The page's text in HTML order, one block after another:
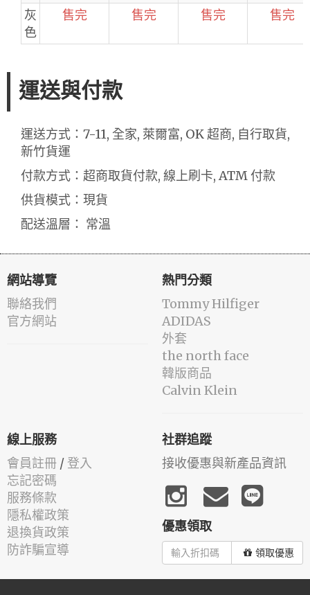
灰
色
售完 售完 售完 售完
運送與付款
運送方式：7-11, 全家, 萊爾富, OK 超商, 自行取貨,
新竹貨運
付款方式：超商取貨付款, 線上刷卡, ATM 付款
供貨模式：現貨
配送溫層： 常溫
網站導覽
聯絡我們
官方網站
熱門分類
Tommy Hilfiger
ADIDAS
外套
the north face
韓版商品
Calvin Klein
線上服務
會員註冊 / 登入
忘記密碼
服務條款
隱私權政策
退換貨政策
防詐騙宣導
社群追蹤
接收優惠與新產品資訊
優惠領取
領取優惠